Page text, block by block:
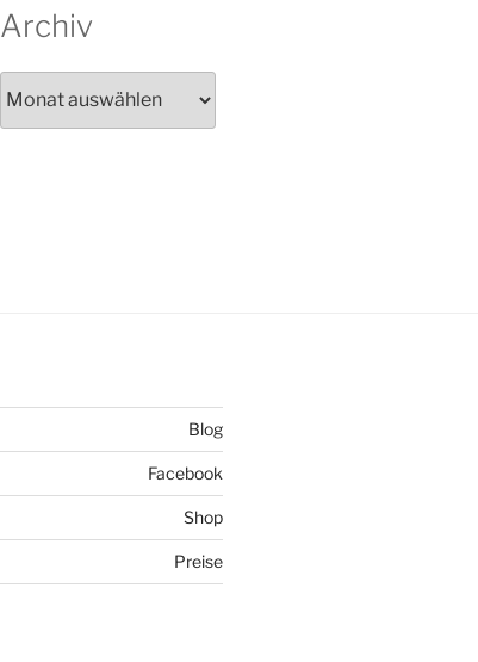
Archiv
Blog
Facebook
Shop
Preise